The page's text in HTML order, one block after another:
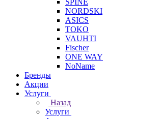
SPINE
NORDSKI
ASICS
TOKO
VAUHTI
Fischer
ONE WAY
NoName
Бренды
Акции
Услуги
Назад
Услуги